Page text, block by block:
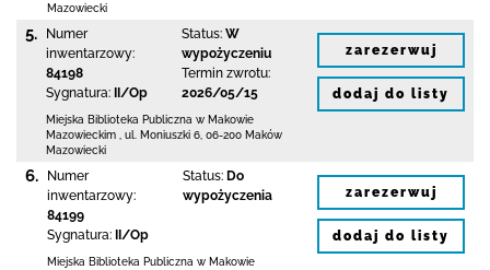
Mazowiecki
5.
Numer
inwentarzowy:
84198
Sygnatura:
II/Op
Status: W
wypożyczeniu
Termin zwrotu:
2026/05/15
Miejska Biblioteka Publiczna w Makowie
Mazowieckim
ul. Moniuszki 6 06-200 Maków
Mazowiecki
zarezerwuj
dodaj do listy
6.
Numer
inwentarzowy:
84199
Sygnatura:
II/Op
Status: Do
wypożyczenia
Miejska Biblioteka Publiczna w Makowie
zarezerwuj
dodaj do listy